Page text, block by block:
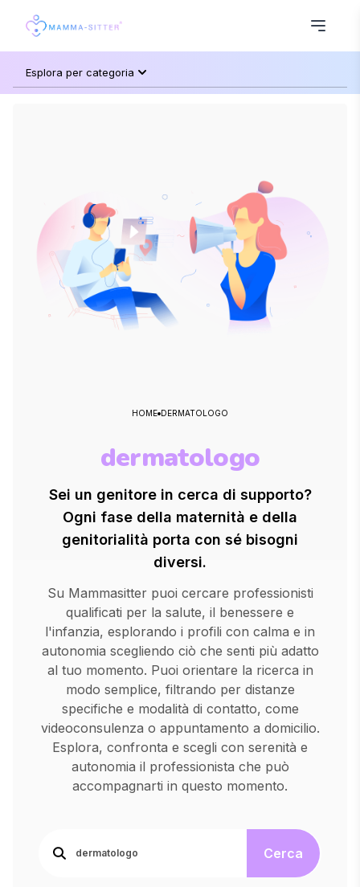
Esplora per categoria
HOME DERMATOLOGO
dermatologo
Sei un genitore in cerca di supporto?
Ogni fase della maternità e della
genitorialità porta con sé bisogni
diversi.
Su Mammasitter puoi cercare professionisti
qualificati per la salute, il benessere e
l'infanzia, esplorando i profili con calma e in
autonomia scegliendo ciò che senti più adatto
al tuo momento. Puoi orientare la ricerca in
modo semplice, filtrando per distanze
specifiche e modalità di contatto, come
videoconsulenza o appuntamento a domicilio.
Esplora, confronta e scegli con serenità e
autonomia il professionista che può
accompagnarti in questo momento.
Cerca